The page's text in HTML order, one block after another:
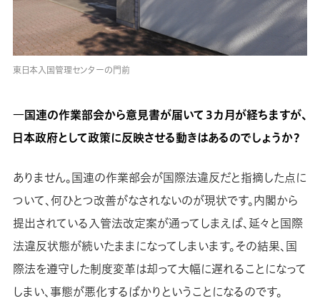
東日本入国管理センターの門前
―国連の作業部会から意見書が届いて３カ月が経ちますが、
日本政府として政策に反映させる動きはあるのでしょうか？
ありません。国連の作業部会が国際法違反だと指摘した点に
ついて、何ひとつ改善がなされないのが現状です。内閣から
提出されている入管法改定案が通ってしまえば、延々と国際
法違反状態が続いたままになってしまいます。その結果、国
際法を遵守した制度変革は却って大幅に遅れることになって
しまい、事態が悪化するばかりということになるのです。